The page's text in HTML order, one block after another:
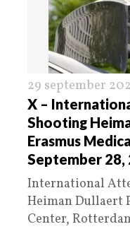
29 september
X –
Shooting
Erasmus
September 28,
International
Heiman Dullaert
Center,